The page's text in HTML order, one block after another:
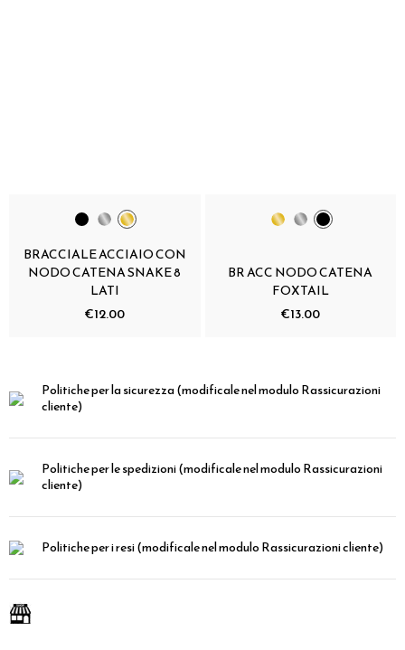
BRACCIALE ACCIAIO CON
NODO CATENA SNAKE 8
LATI
€12.00
BR ACC NODO CATENA
FOXTAIL
€13.00
Politiche per la sicurezza(modificale nel modulo Rassicurazioni
cliente)
Politiche per le spedizioni(modificale nel modulo Rassicurazioni
cliente)
Politiche per i resi(modificale nel modulo Rassicurazioni cliente)